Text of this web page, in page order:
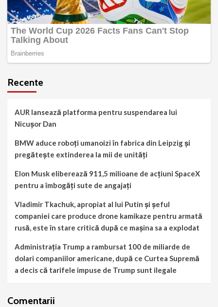
Recente
AUR lansează platforma pentru suspendarea lui
Nicușor Dan
BMW aduce roboți umanoizi în fabrica din Leipzig și
pregătește extinderea la mii de unități
Elon Musk eliberează 911,5 milioane de acțiuni SpaceX
pentru a îmbogăți sute de angajați
Vladimir Tkachuk, apropiat al lui Putin și șeful
companiei care produce drone kamikaze pentru armată
rusă, este în stare critică după ce mașina sa a explodat
Administrația Trump a rambursat 100 de miliarde de
dolari companiilor americane, după ce Curtea Supremă
a decis că tarifele impuse de Trump sunt ilegale
Comentarii